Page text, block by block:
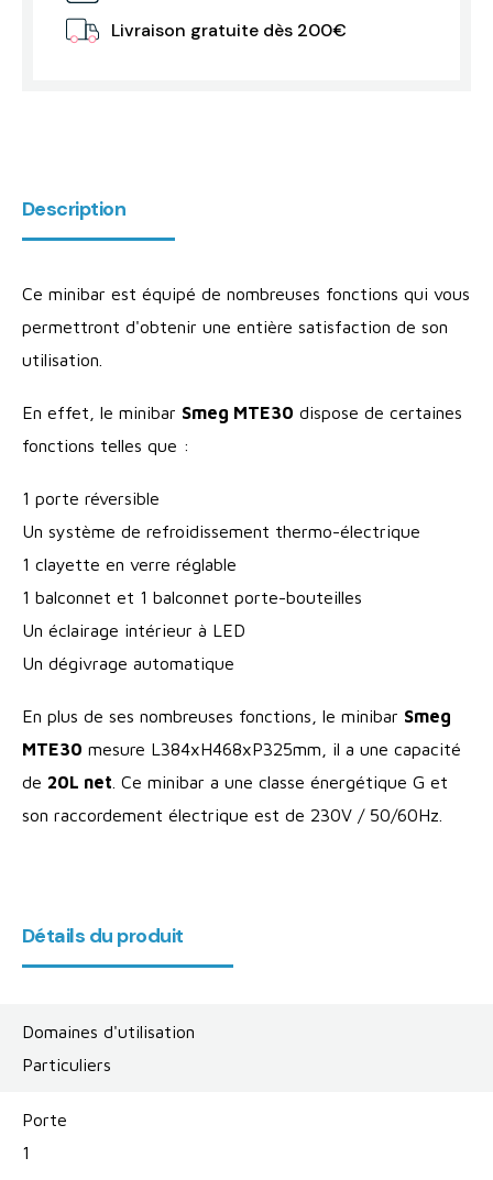
Livraison gratuite dès 200€
Description
Ce minibar est équipé de nombreuses fonctions qui vous
permettront d'obtenir une entière satisfaction de son
utilisation.
En effet, le minibar Smeg MTE30 dispose de certaines
fonctions telles que :
1 porte réversible
Un système de refroidissement thermo-électrique
1 clayette en verre réglable
1 balconnet et 1 balconnet porte-bouteilles
Un éclairage intérieur à LED
Un dégivrage automatique
En plus de ses nombreuses fonctions, le minibar Smeg
MTE30 mesure L384xH468xP325mm, il a une capacité
de 20L net . Ce minibar a une classe énergétique G et
son raccordement électrique est de 230V / 50/60Hz.
Détails du produit
Domaines d'utilisation
Particuliers
Porte
1